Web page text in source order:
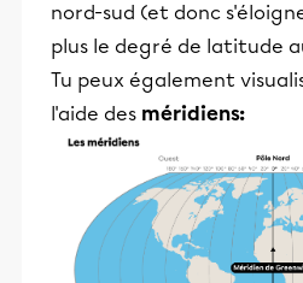
nord-sud (et donc
plus le degré de latitude
Tu peux également
l'aide des méridiens: